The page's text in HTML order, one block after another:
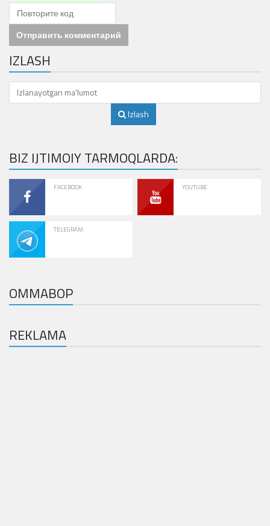
Отправить комментарий
IZLASH
Izlash
BIZ IJTIMOIY TARMOQLARDA:
FACEBOOK YOUTUBE
TELEGRAM
OMMABOP
REKLAMA